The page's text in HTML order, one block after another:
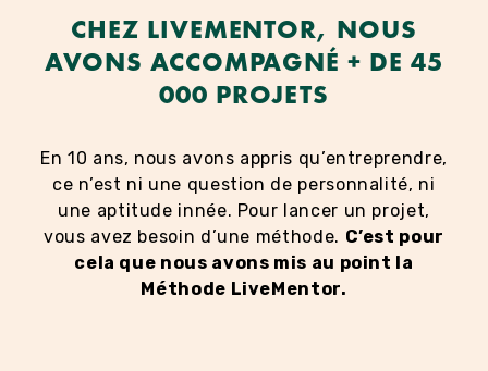
CHEZ LIVEMENTOR, NOUS
AVONS ACCOMPAGNÉ + DE 45
000 PROJETS
En 10 ans, nous avons appris qu’entreprendre,
ce n’est ni une question de personnalité, ni
une aptitude innée. Pour lancer un projet,
vous avez besoin d’une méthode. C’est pour
cela que nous avons mis au point la
Méthode LiveMentor.